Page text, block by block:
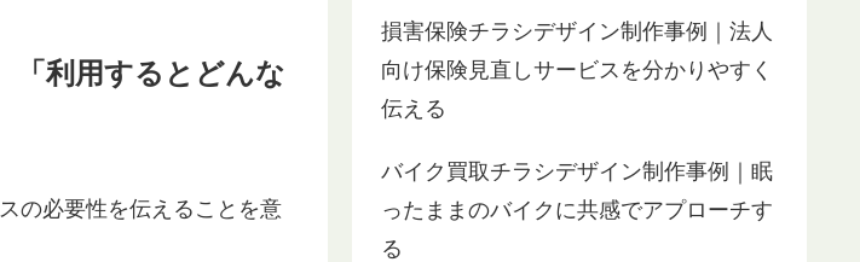
「利用するとどんな
の必要性を伝えることを意
損害保険チラシデザイン制作事例｜法人
向け保険見直しサービスを分かりやすく
伝える
バイク買取チラシデザイン制作事例｜眠
ったままのバイクに共感でアプローチす
る